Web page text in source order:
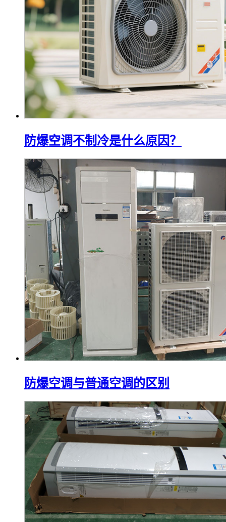
防爆空调不制冷是什么原因？
防爆空调与普通空调的区别